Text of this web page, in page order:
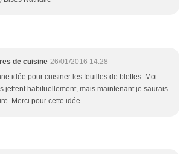
de cuisine 26/01/2016 14:28
idée pour cuisiner les feuilles de blettes. Moi
jettent habituellement, mais maintenant je saurais
Merci pour cette idée.